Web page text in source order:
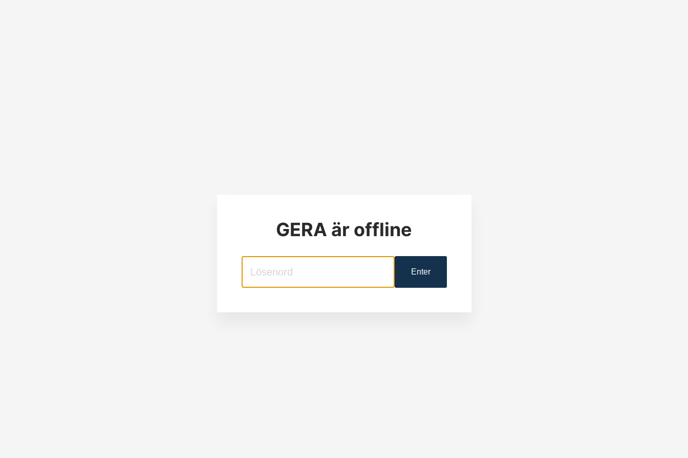
GERA är offline
Enter